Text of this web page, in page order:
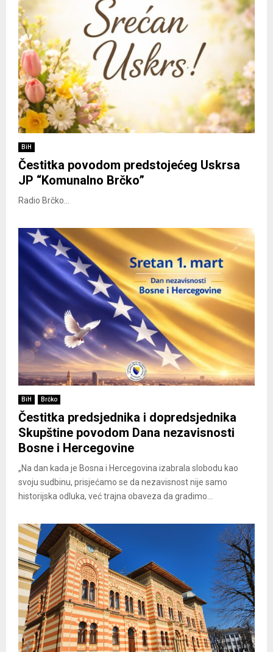
BiH
Čestitka povodom predstojećeg Uskrsa
JP “Komunalno Brčko”
Radio Brčko...
BiH Brčko
Čestitka predsjednika i dopredsjednika
Skupštine povodom Dana nezavisnosti
Bosne i Hercegovine
„Na dan kada je Bosna i Hercegovina izabrala slobodu kao
svoju sudbinu, prisjećamo se da nezavisnost nije samo
historijska odluka, već trajna obaveza da gradimo...